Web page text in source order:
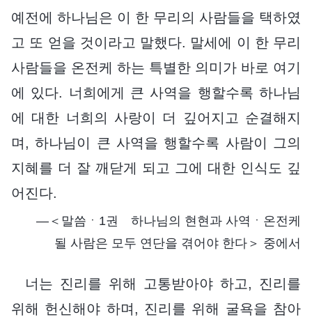
예전에 하나님은 이 한 무리의 사람들을 택하였
고 또 얻을 것이라고 말했다. 말세에 이 한 무리
사람들을 온전케 하는 특별한 의미가 바로 여기
에 있다. 너희에게 큰 사역을 행할수록 하나님
에 대한 너희의 사랑이 더 깊어지고 순결해지
며, 하나님이 큰 사역을 행할수록 사람이 그의
지혜를 더 잘 깨닫게 되고 그에 대한 인식도 깊
어진다.
―＜말씀ㆍ1권 하나님의 현현과 사역ㆍ온전케
될 사람은 모두 연단을 겪어야 한다＞ 중에서
너는 진리를 위해 고통받아야 하고, 진리를
위해 헌신해야 하며, 진리를 위해 굴욕을 참아